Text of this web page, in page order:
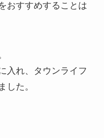
おすすめすることは
入れ、タウンライフ
した。